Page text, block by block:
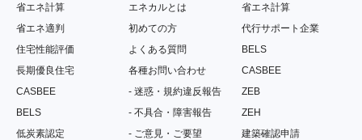
省エネ計算
省エネ適判
住宅性能評価
長期優良住宅
CASBEE
BELS
低炭素認定
エネカルとは
初めての方
よくある質問
各種お問い合わせ
- 迷惑 ・規約違反報告
- 不具合・障害報告
- ご意見・ご要望
省エネ計算
代行サポート企業
BELS
CASBEE
ZEB
ZEH
建築確認申請